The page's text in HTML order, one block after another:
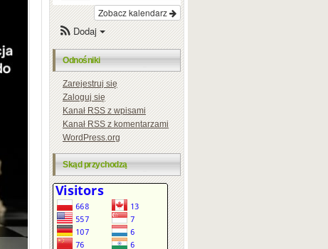
Zobacz kalendarz
Dodaj
Odnośniki
Zarejestruj się
Zaloguj się
KanałRSSz wpisami
KanałRSSz komentarzami
WordPress.org
Skąd przychodzą